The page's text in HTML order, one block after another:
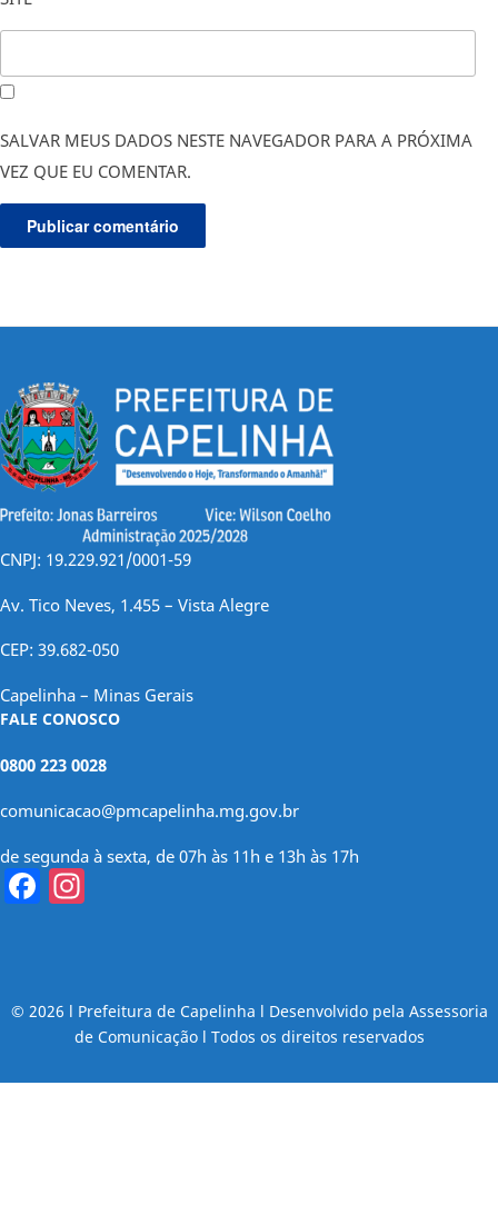
SALVAR MEUS DADOS NESTE NAVEGADOR PARA A PRÓXIMA
VEZ QUE EU COMENTAR.
CNPJ: 19.229.921/0001-59
Av. Tico Neves, 1.455 – Vista Alegre
CEP: 39.682-050
Capelinha – Minas Gerais
FALE CONOSCO
0800 223 0028
comunicacao@pmcapelinha.mg.gov.br
de segunda à sexta, de 07h às 11h e 13h às 17h
Facebook
© 2026 l Prefeitura de Capelinha l Desenvolvido pela Assessoria
de Comunicação l Todos os direitos reservados